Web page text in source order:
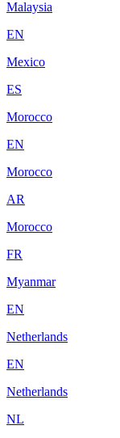
Malaysia
EN
Mexico
ES
Morocco
EN
Morocco
AR
Morocco
FR
Myanmar
EN
Netherlands
EN
Netherlands
NL